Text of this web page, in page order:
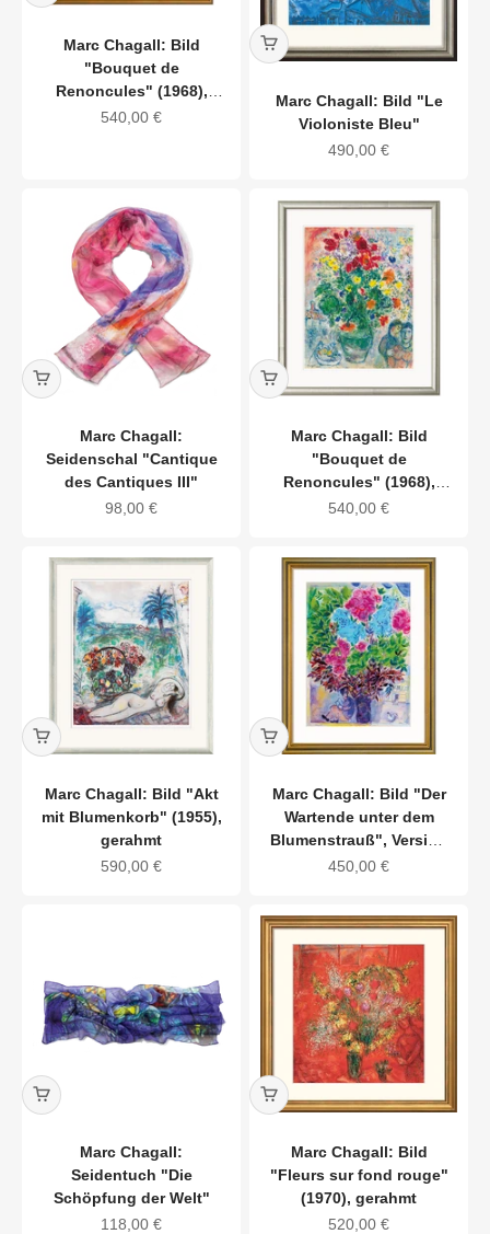
Marc Chagall: Bild
"Bouquet de
Renoncules" (1968),
Version goldfarben
Angebot
540,00 €
Marc Chagall: Bild "Le
Violoniste Bleu"
Angebot
490,00 €
Marc Chagall:
Seidenschal "Cantique
des Cantiques III"
Angebot
98,00 €
Marc Chagall: Bild
"Bouquet de
Renoncules" (1968),
Version silberfarben
Angebot
540,00 €
Marc Chagall: Bild "Akt
mit Blumenkorb" (1955),
gerahmt
Angebot
590,00 €
Marc Chagall: Bild "Der
Wartende unter dem
Blumenstrauß", Version
goldfarben gerahmt
Angebot
450,00 €
Marc Chagall:
Seidentuch "Die
Schöpfung der Welt"
Angebot
118,00 €
Marc Chagall: Bild
"Fleurs sur fond rouge"
(1970), gerahmt
Angebot
520,00 €